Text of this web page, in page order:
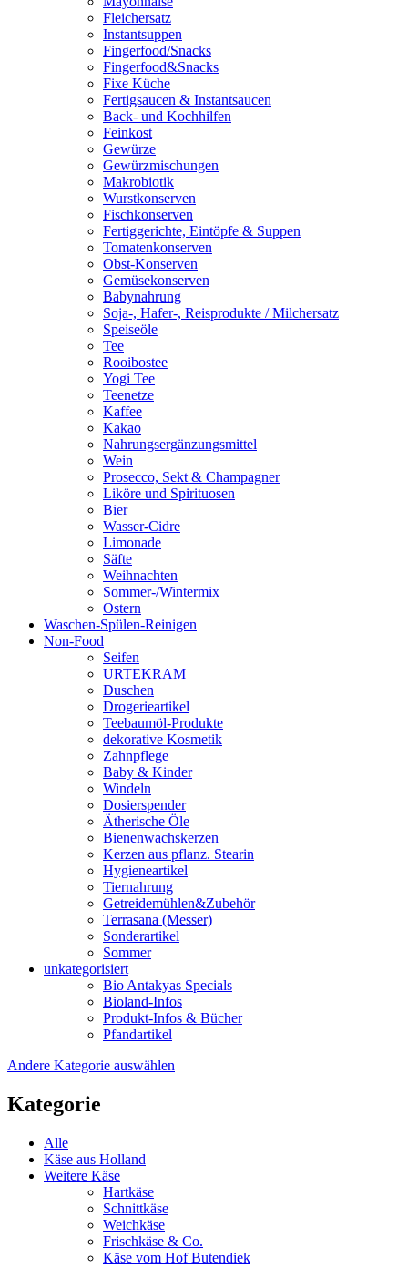
Fleichersatz
Instantsuppen
Fingerfood/Snacks
Fingerfood&Snacks
Fixe Küche
Fertigsaucen & Instantsaucen
Back- und Kochhilfen
Feinkost
Gewürze
Gewürzmischungen
Makrobiotik
Wurstkonserven
Fischkonserven
Fertiggerichte, Eintöpfe & Suppen
Tomatenkonserven
Obst-Konserven
Gemüsekonserven
Babynahrung
Soja-, Hafer-, Reisprodukte / Milchersatz
Speiseöle
Tee
Rooibostee
Yogi Tee
Teenetze
Kaffee
Kakao
Nahrungsergänzungsmittel
Wein
Prosecco, Sekt & Champagner
Liköre und Spirituosen
Bier
Wasser-Cidre
Limonade
Säfte
Weihnachten
Sommer-/Wintermix
Ostern
Waschen-Spülen-Reinigen
Non-Food
Seifen
URTEKRAM
Duschen
Drogerieartikel
Teebaumöl-Produkte
dekorative Kosmetik
Zahnpflege
Baby & Kinder
Windeln
Dosierspender
Ätherische Öle
Bienenwachskerzen
Kerzen aus pflanz. Stearin
Hygieneartikel
Tiernahrung
Getreidemühlen&Zubehör
Terrasana (Messer)
Sonderartikel
Sommer
unkategorisiert
Bio Antakyas Specials
Bioland-Infos
Produkt-Infos & Bücher
Pfandartikel
Andere Kategorie auswählen
Kategorie
Alle
Käse aus Holland
Weitere Käse
Hartkäse
Schnittkäse
Weichkäse
Frischkäse & Co.
Käse vom Hof Butendiek